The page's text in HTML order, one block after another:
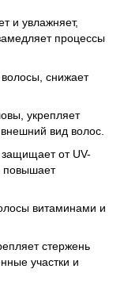
и увлажняет,
процессы
снижает
укрепляет
вид волос.
от UV-
повышает
витаминами и
стержень
участки и